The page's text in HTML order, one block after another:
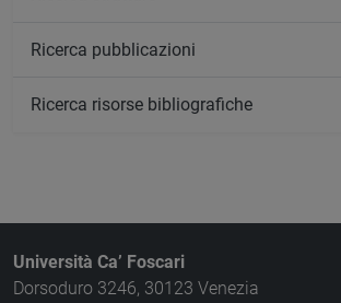
Ricerca pubblicazioni
Ricerca risorse bibliografiche
Università Ca’ Foscari
Dorsoduro 3246, 30123 Venezia